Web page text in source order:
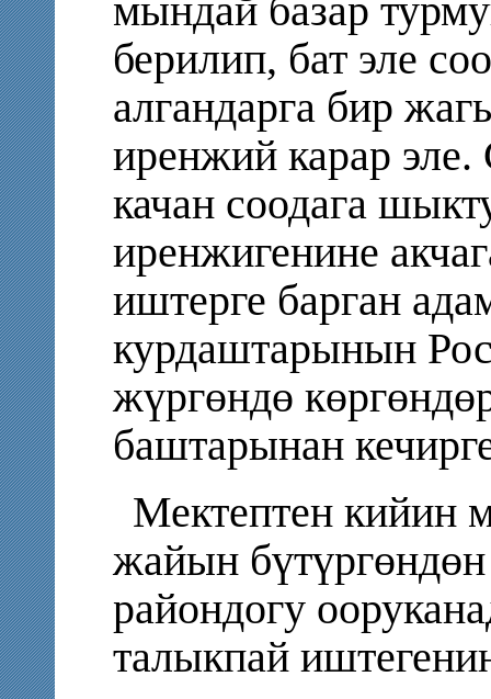
мындай базар
берилип, бат эле
алгандарга бир
иренжий карар эле.
качан соодага
иренжигенине
иштерге барган
курдаштарынын
жүргөндө
баштарынан
Мектептен кийин
жайын
райондогу
талыкпай